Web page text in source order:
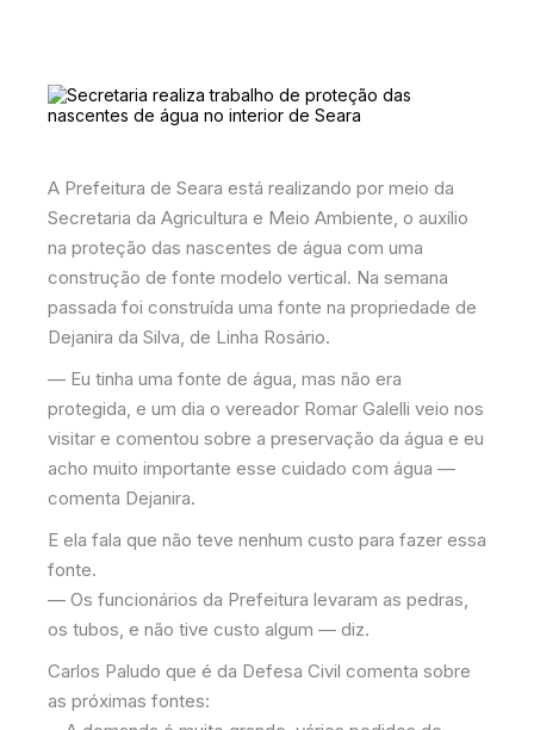
A Prefeitura de Seara está realizando por meio da
Secretaria da Agricultura e Meio Ambiente, o auxílio
na proteção das nascentes de água com uma
construção de fonte modelo vertical. Na semana
passada foi construída uma fonte na propriedade de
Dejanira da Silva, de Linha Rosário.
— Eu tinha uma fonte de água, mas não era
protegida, e um dia o vereador Romar Galelli veio nos
visitar e comentou sobre a preservação da água e eu
acho muito importante esse cuidado com água —
comenta Dejanira.
E ela fala que não teve nenhum custo para fazer essa
fonte.
— Os funcionários da Prefeitura levaram as pedras,
os tubos, e não tive custo algum — diz.
Carlos Paludo que é da Defesa Civil comenta sobre
as próximas fontes: